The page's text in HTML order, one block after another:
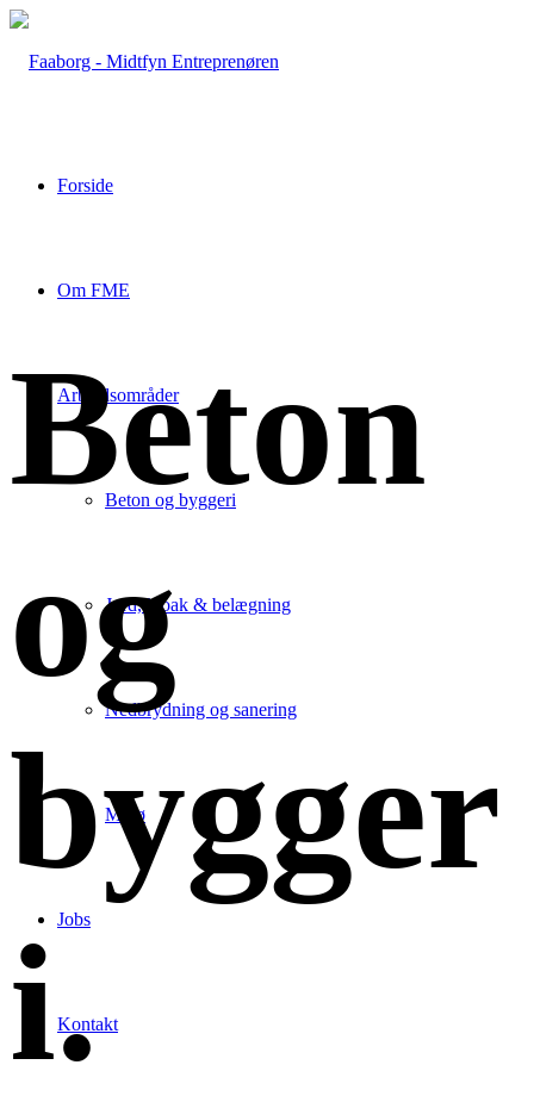
Forside
Om FME
Arbejdsområder
Beton og byggeri
Jord, kloak & belægning
Nedbrydning og sanering
Miljø
Jobs
Kontakt
Beton
og
bygger
i.